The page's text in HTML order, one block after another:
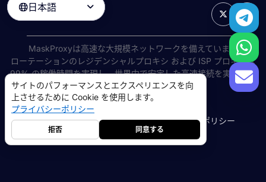
日本語 
MaskProxyは高速な大規模ネットワークを備えています
ローテーションのレジデンシャルプロキシ および ISP プロキシは
99% の稼働時間を実現し、世界中で安定した高速接続を実現しま
す。
©2026AIWAY LIMITED. 無断転載を禁じます.
利用規約プライバシーポリシー返金ポリシーCookie ポリシー
サイトのパフォーマンスとエクスペリエンスを向
上させるために Cookie を使用します。
プライバシーポリシー
拒否 同意する